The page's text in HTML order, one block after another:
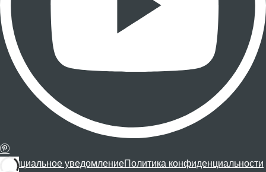
Официальное уведомлениеПолитика конфиденциальности